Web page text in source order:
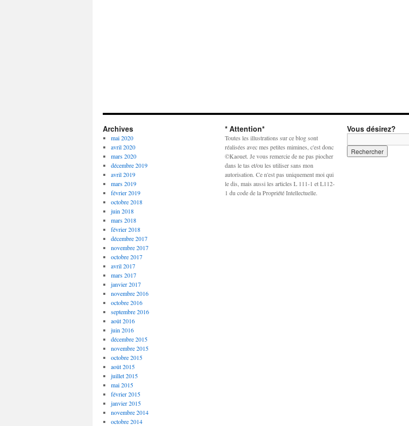
Archives
mai 2020
avril 2020
mars 2020
décembre 2019
avril 2019
mars 2019
février 2019
octobre 2018
juin 2018
mars 2018
février 2018
décembre 2017
novembre 2017
octobre 2017
avril 2017
mars 2017
janvier 2017
novembre 2016
octobre 2016
septembre 2016
août 2016
juin 2016
décembre 2015
novembre 2015
octobre 2015
août 2015
juillet 2015
mai 2015
février 2015
janvier 2015
novembre 2014
octobre 2014
* Attention*
Toutes les illustrations sur ce blog sont
réalisées avec mes petites mimines, c'est donc
©Kaouet. Je vous remercie de ne pas piocher
dans le tas et/ou les utiliser sans mon
autorisation. Ce n'est pas uniquement moi qui
le dis, mais aussi les articles L 111-1 et L112-
1 du code de la Propriété Intellectuelle.
Vous désirez?